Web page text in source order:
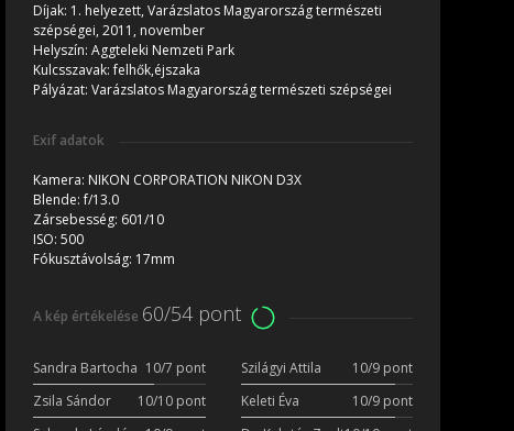
Díjak: 1. helyezett, Varázslatos Magyarország természeti
szépségei, 2011, november
Helyszín: Aggteleki Nemzeti Park
Kulcsszavak:felhők,éjszaka
Pályázat: Varázslatos Magyarország természeti szépségei
Exif adatok
Kamera: NIKON CORPORATION NIKON D3X
Blende:f/13.0
Zársebesség: 601/10
ISO: 500
Fókusztávolság: 17mm
A kép értékelése 60/54 pont
Sandra Bartocha 10/7 pont Szilágyi Attila
10/9 pont
Zsila Sándor
10/10 pont Keleti Éva
10/9 pont